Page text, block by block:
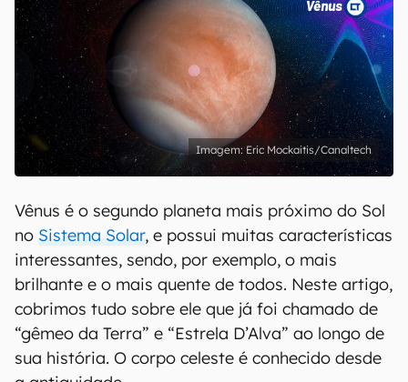
Eric Mockaitis/Canaltech
Vênus é o segundo planeta mais próximo do Sol
no Sistema Solar, e possui muitas características
interessantes, sendo, por exemplo, o mais
brilhante e o mais quente de todos. Neste artigo,
cobrimos tudo sobre ele que já foi chamado de
“gêmeo da Terra” e “Estrela D’Alva” ao longo de
sua história. O corpo celeste é conhecido desde